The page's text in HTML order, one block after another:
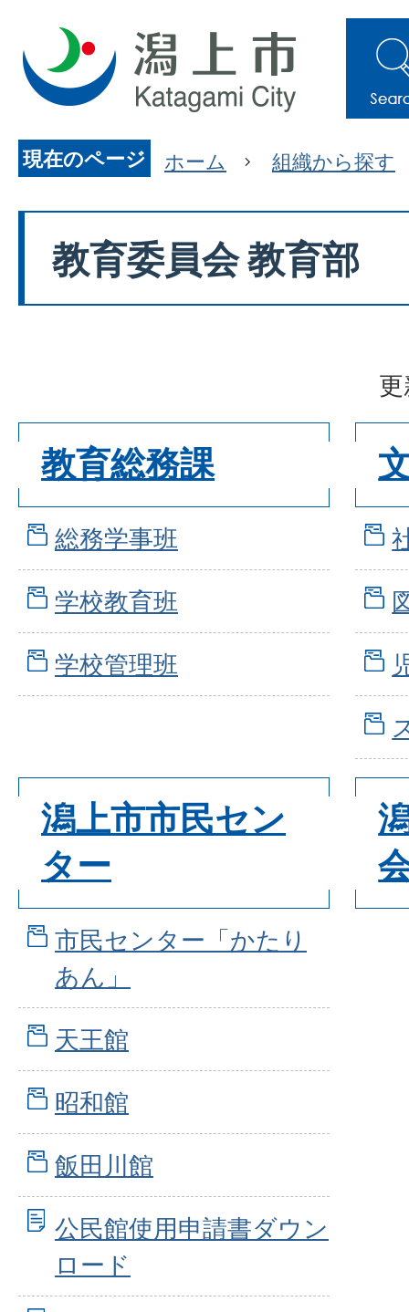
現在のページ ホーム 組織から探す
教育委員会 教育部
教育総務課
総務学事班
学校教育班
学校管理班
潟上市市民セン
ター
市民センター「かたり
あん」
天王館
昭和館
飯田川館
公民館使用申請書ダウン
ロード